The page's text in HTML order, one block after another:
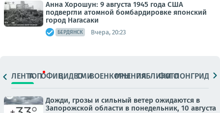
Анна Хорошун: 9 августа 1945 года США
подвергли атомной бомбардировке японский
город Нагасаки
БЕРДЯНСК Вчера, 20:23
ЛЕНТАТОПОФИЦ.ВИДЕОСМИВОЕНКОРЫМНЕНИЯПАБЛИКИ
ФОТОЛОНГРИДЫ
Дожди, грозы и сильный ветер ожидаются в
Запорожской области в понедельник, 10 августа